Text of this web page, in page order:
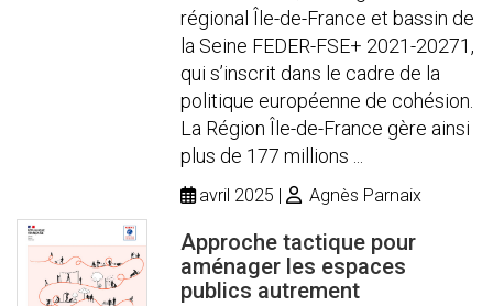
régional Île-de-France et bassin de
la Seine FEDER-FSE+ 2021-20271,
qui s’inscrit dans le cadre de la
politique européenne de cohésion.
La Région Île-de-France gère ainsi
plus de 177 millions ...
avril 2025 Agnès Parnaix
Approche tactique pour
aménager les espaces
publics autrement